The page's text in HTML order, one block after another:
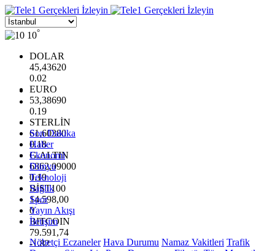
10°
DOLAR
45,43620
0.02
EURO
53,38690
0.19
STERLİN
61,60380
0.18
G.ALTIN
6862,09000
0.19
BİST100
14.598,00
0
BITCOIN
79.591,74
-1.82
Son Dakika
Haber
Ekonomi
Dünya
Teknoloji
Sağlık
Spor
Yayın Akışı
İletişim
Nöbetçi Eczaneler Hava Durumu Namaz Vakitleri Trafik